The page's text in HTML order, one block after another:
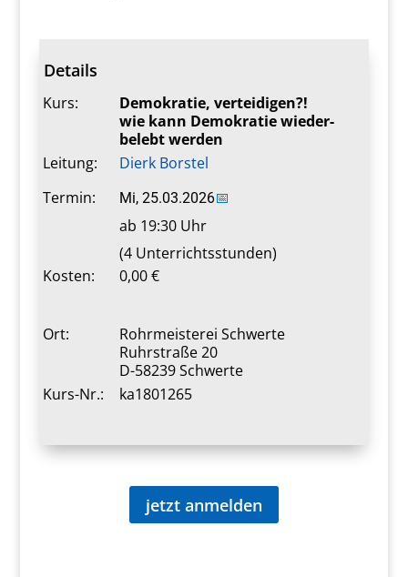
Details
Kurs:
Demokratie, verteidigen?!
wie kann Demokratie wieder-
belebt werden
Leitung:
Dierk Borstel
Termin:
Mi, 25.03.2026📅
ab 19:30 Uhr
(4 Unterrichtsstunden)
Kosten:
0,00 €
Ort:
Rohrmeisterei Schwerte
Ruhrstraße 20
D-58239 Schwerte
Kurs-Nr.:
ka1801265
jetzt anmelden